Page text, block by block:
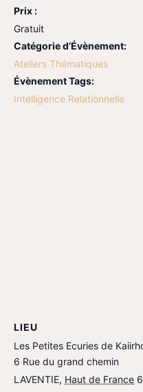
Prix :
Gratuit
Catégorie d’Évènement:
Ateliers Thématiques
Évènement Tags:
Intelligence Relationnelle
LIEU
Les Petites Ecuries de
6 Rue du grand chemin
LAVENTIE, Haut de France